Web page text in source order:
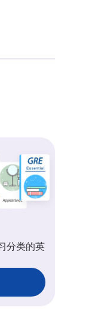
分类的英